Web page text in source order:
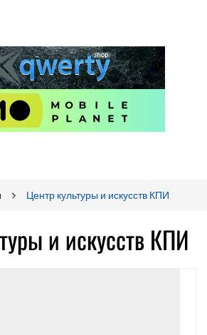
Центр культуры и искусств КПИ
и искусств КПИ